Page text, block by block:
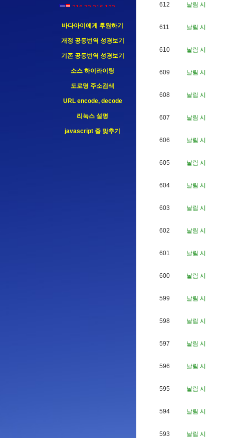
216.73.216.123
바다아이에게 후원하기
개정 공동번역 성경보기
기존 공동번역 성경보기
소스 하이라이팅
도로명 주소검색
URL encode, decode
리눅스 설명
javascript 줄 맞추기
612 날림 시
611 날림 시
610 날림 시
609 날림 시
608 날림 시
607 날림 시
606 날림 시
605 날림 시
604 날림 시
603 날림 시
602 날림 시
601 날림 시
600 날림 시
599 날림 시
598 날림 시
597 날림 시
596 날림 시
595 날림 시
594 날림 시
593 날림 시